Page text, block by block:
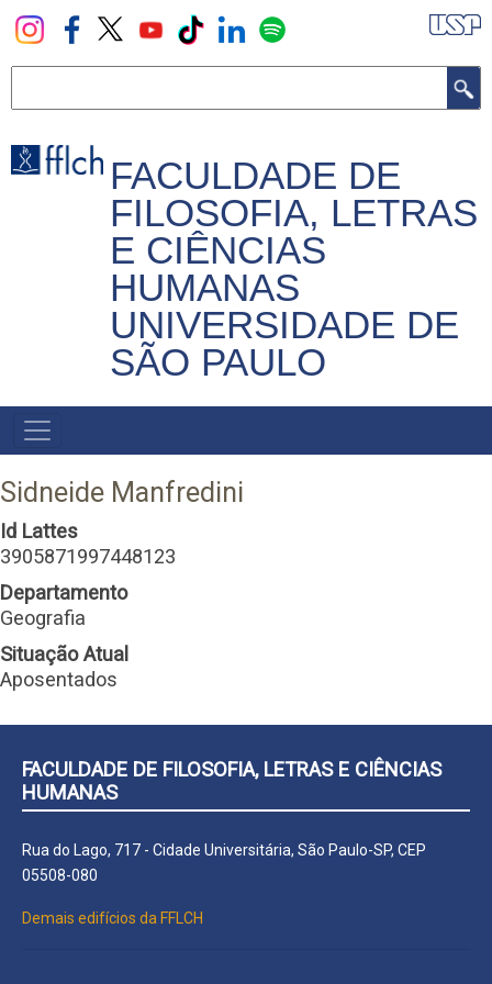
Pular
para
principal
FACULDADE DE
FILOSOFIA, LETRAS
E CIÊNCIAS
HUMANAS
UNIVERSIDADE DE
SÃO PAULO
NAVEGADOR
PRINCIPAL
Sidneide Manfredini
Id Lattes
3905871997448123
Departamento
Geografia
Situação Atual
Aposentados
FACULDADE DE FILOSOFIA, LETRAS E CIÊNCIAS
HUMANAS
Rua do Lago, 717 - Cidade Universitária, São Paulo-SP, CEP
05508-080
Demais edifícios da FFLCH